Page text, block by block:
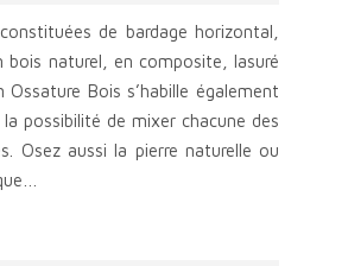
de bardage horizontal,
bois naturel, en composite, lasuré
Ossature Bois s’habille également
la possibilité de mixer chacune des
Osez aussi la pierre naturelle ou